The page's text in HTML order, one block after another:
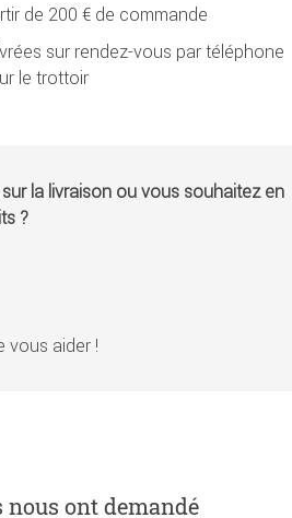
de 200 € de commande
sur rendez-vous par téléphone
le trottoir
la livraison ou vous souhaitez en
?
vous aider !
nous ont demandé